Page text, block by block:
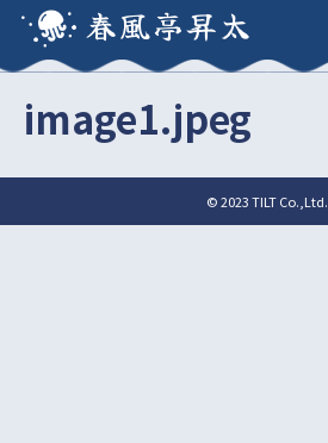
春風亭昇太
image1.jpeg
© 2023 TILT Co.,Ltd.